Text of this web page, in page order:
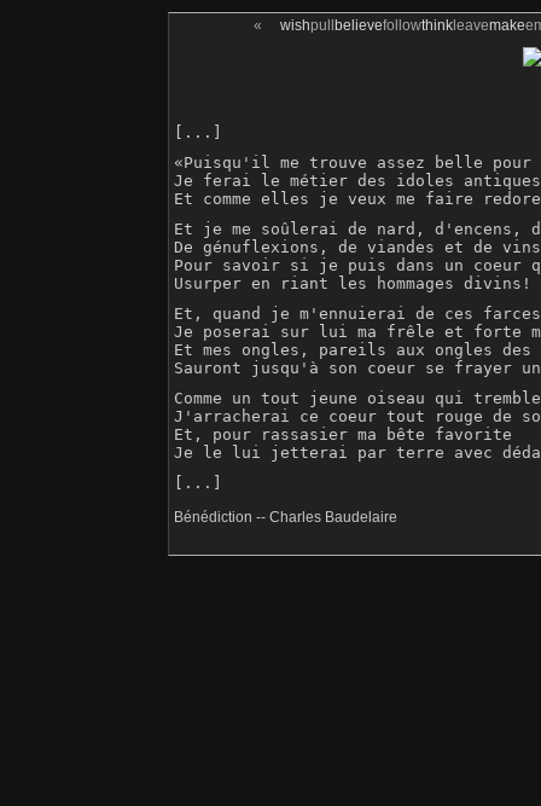
« wishpull believefollowthinkleavemake
[...]
«Puisqu'il me trouve assez belle pour
Je ferai le métier des idoles
Et comme elles je veux me faire
Et je me soûlerai de nard, d'encens,
De génuflexions, de viandes et de
Pour savoir si je puis dans un coeur
Usurper en riant les hommages divins!
Et, quand je m'ennuierai de ces
Je poserai sur lui ma frêle et forte
Et mes ongles, pareils aux ongles des
Sauront jusqu'à son coeur se frayer
Comme un tout jeune oiseau qui
J'arracherai ce coeur tout rouge de
Et, pour rassasier ma bête favorite
Je le lui jetterai par terre avec
Bénédiction -- Charles Baudelaire